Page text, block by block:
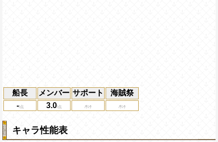
船長 メンバー サポート
海賊祭
-
3.0
キャラ性能表